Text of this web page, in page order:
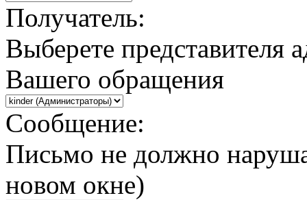
Получатель:
Выберете представителя
Вашего обращения
Сообщение:
Письмо не должно
новом окне)